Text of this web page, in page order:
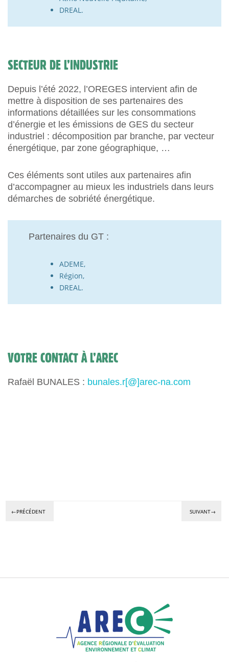
DREAL.
SECTEUR DE L’INDUSTRIE
Depuis l’été 2022, l’OREGES intervient afin de
mettre à disposition de ses partenaires des
informations détaillées sur les consommations
d’énergie et les émissions de GES du secteur
industriel : décomposition par branche, par vecteur
énergétique, par zone géographique, …
Ces éléments sont utiles aux partenaires afin
d’accompagner au mieux les industriels dans leurs
démarches de sobriété énergétique.
Partenaires du GT :
ADEME,
Région,
DREAL.
VOTRE CONTACT À L’AREC
Rafaël BUNALES : bunales.r[@]arec-na.com
←PRÉCÉDENT SUIVANT→